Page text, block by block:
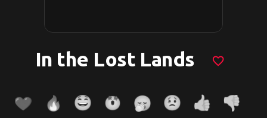
In the Lost Lands favorite_border